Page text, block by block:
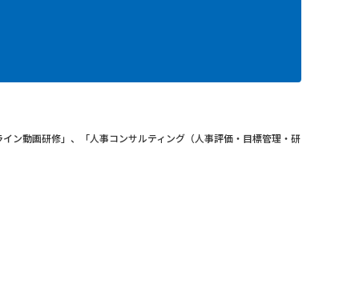
ン動画研修」、「人事コンサルティング（人事評価・目標管理・研